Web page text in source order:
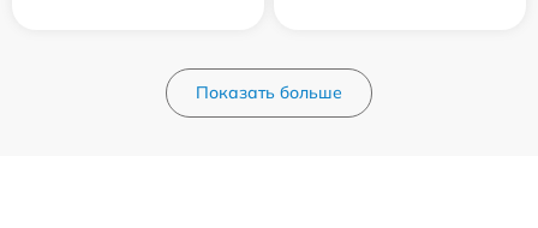
Показать больше